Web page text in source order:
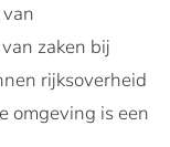
zaken bij
rijksoverheid
omgeving is een